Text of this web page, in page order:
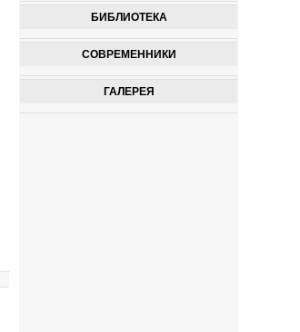
БИБЛИОТЕКА
СОВРЕМЕННИКИ
ГАЛЕРЕЯ